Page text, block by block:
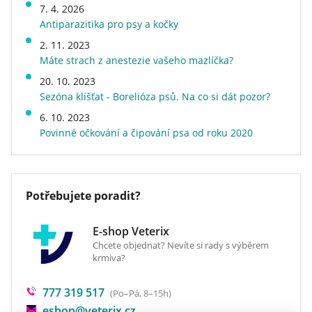
doplnit tekutiny
BEZ OBILOVIN – BEZ SOJI – BEZ GMO
Velikost psa v dospělosti
Stáří psa
dospělý
Příchuť (Protein)
Kvalita
superprémiové
Energetická hodnota
Speciální vlastnosti
bez kukuřice, bez obilovin a
vysokým obsahem masa
Veterinární dieta
7. 4. 2026
Antiparazitika pro psy a kočky
2. 11. 2023
Máte strach z anestezie vašeho mazlíčka?
20. 10. 2023
Sezóna klíšťat - Borelióza psů. Na co si dát pozor?
6. 10. 2023
Povinné očkování a čipování psa od roku 2020
Potřebujete poradit?
E-shop Veterix
Chcete objednat? Nevíte si rady s výběrem
krmiva?
777 319 517 (Po–Pá, 8–15h)